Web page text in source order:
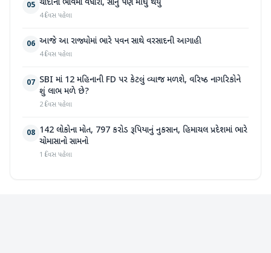
05 ચાંદીના ભાવમાં વધારો, સોનું પણ મોંઘુ થયું
4 દિવસ પહેલા
06 આજે આ રાજ્યોમાં ભારે પવન સાથે વરસાદની આગાહી
4 દિવસ પહેલા
07 SBI માં 12 મહિનાની FD પર કેટલું વ્યાજ મળશે, વરિષ્ઠ નાગરિકોને
શું લાભ મળે છે?
2 દિવસ પહેલા
08 142 લોકોના મોત, 797 કરોડ રૂપિયાનું નુકસાન, હિમાચલ પ્રદેશમાં ભારે
ચોમાસાનો સામનો
1 દિવસ પહેલા